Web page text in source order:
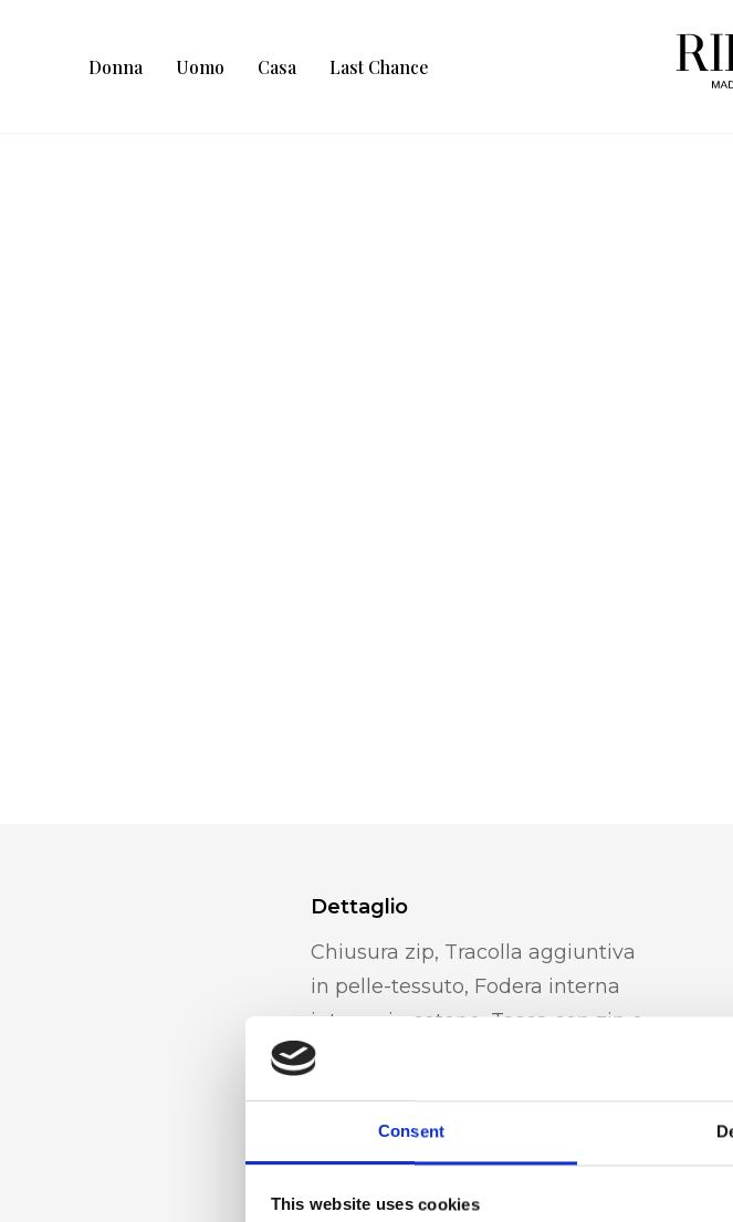
Consent
This website uses cookies
Donna Uomo Casa Last Chance
Dettaglio
Chiusura zip, Tracolla aggiuntiva
in pelle-tessuto, Fodera interna
interna in cotone, Tasca con zip e
portacellulare
Materiale